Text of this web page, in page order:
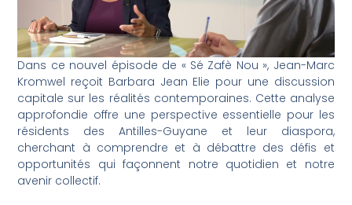
Dans ce nouvel épisode de « Sé Zafè Nou », Jean-Marc
Kromwel reçoit Barbara Jean Elie pour une discussion
capitale sur les réalités contemporaines. Cette analyse
approfondie offre une perspective essentielle pour les
résidents des Antilles-Guyane et leur diaspora,
cherchant à comprendre et à débattre des défis et
opportunités qui façonnent notre quotidien et notre
avenir collectif.